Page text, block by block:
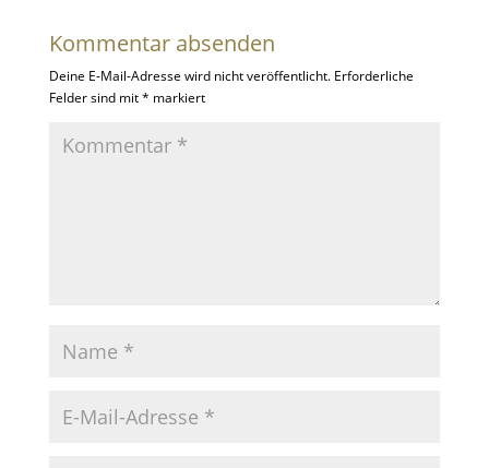
Kommentar absenden
Deine E-Mail-Adresse wird nicht veröffentlicht. Erforderliche
Felder sind mit* markiert